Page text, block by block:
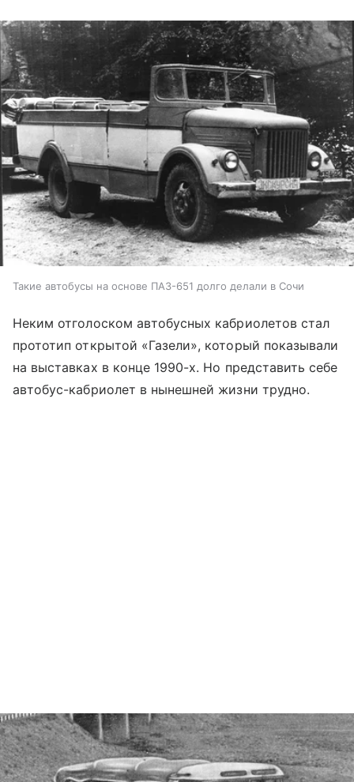
Такие автобусы на основе ПАЗ-651 долго делали в Сочи
Неким отголоском автобусных кабриолетов стал
прототип открытой «Газели», который показывали
на выставках в конце 1990-х. Но представить себе
автобус-кабриолет в нынешней жизни трудно.